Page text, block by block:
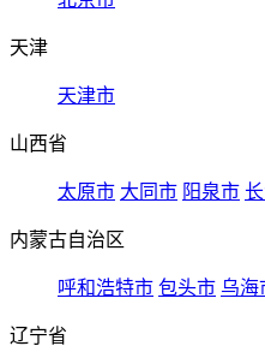
天津
天津市
山西省
太原市 大同市 阳泉市
内蒙古自治区
呼和浩特市 包头市 乌海
辽宁省